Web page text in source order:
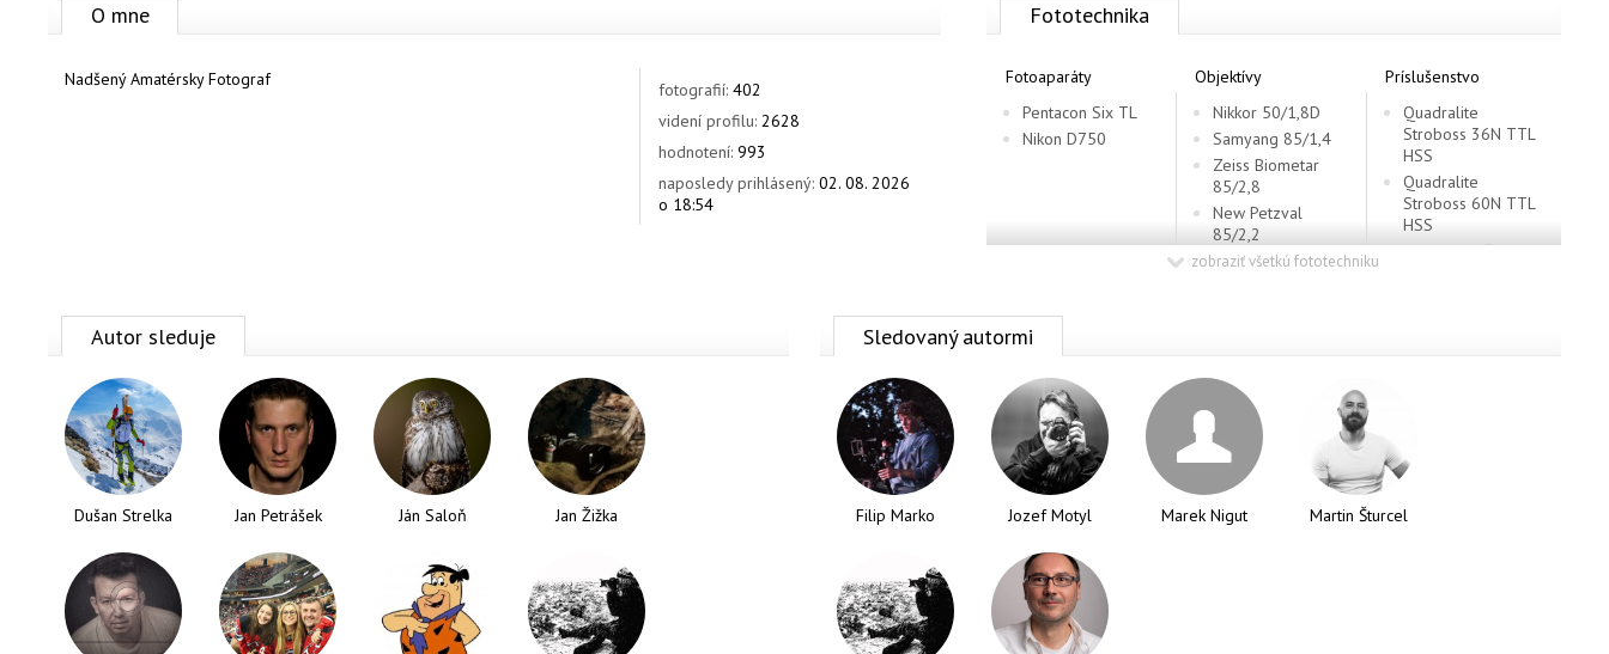
O mne
fotografií:402
videní profilu: 2628
hodnotení:993
naposledy prihlásený: 02. 08. 2026
o 18:54
Nadšený Amatérsky Fotograf
Fototechnika
Fotoaparáty
Pentacon Six TL
Nikon D750
Objektívy
Nikkor 50/1,8D
Samyang 85/1,4
Zeiss Biometar
85/2,8
New Petzval
85/2,2
Nikkor 24-120/4
Príslušenstvo
Quadralite
Stroboss 36N TTL
HSS
Quadralite
Stroboss 60N TTL
HSS
+ odpaľovač
zobraziť všetkú fototechniku
Autor sleduje
Dušan Strelka Jan Petrášek Ján Saloň Jan Žižka
Sledovaný autormi
Filip Marko Jozef Motyl Marek Nigut Martin Šturcel